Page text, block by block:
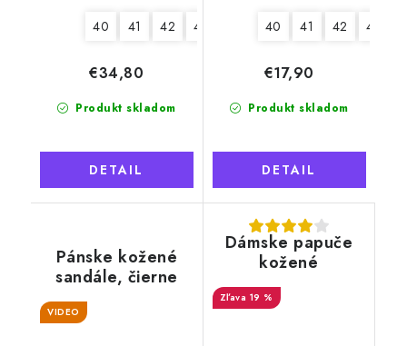
40 41 42 43 45 46
Produkt skladom
€34,80
DETAIL
40 41 42 44
Produkt skladom
€17,90
DETAIL
Pánske kožené
sandále, čierne
VIDEO
Dámske papuče
kožené
"Exclusive", hnedé
19 %